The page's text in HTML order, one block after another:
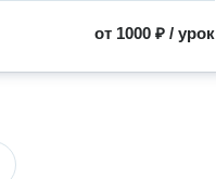
от 1000 ₽ /урок